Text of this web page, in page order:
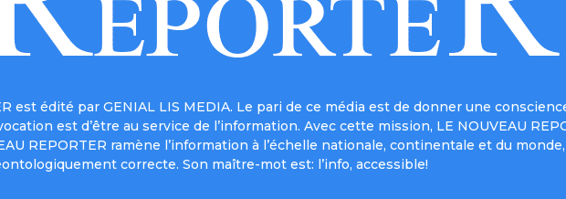
est édité par GENIAL LIS MEDIA. Le pari de ce média est de donner une
est d’être au service de l’information. Avec cette mission, LE NOUVEAU
REPORTER ramène l’information à l’échelle nationale, continentale et du
correcte. Son maître-mot est: l’info, accessible!